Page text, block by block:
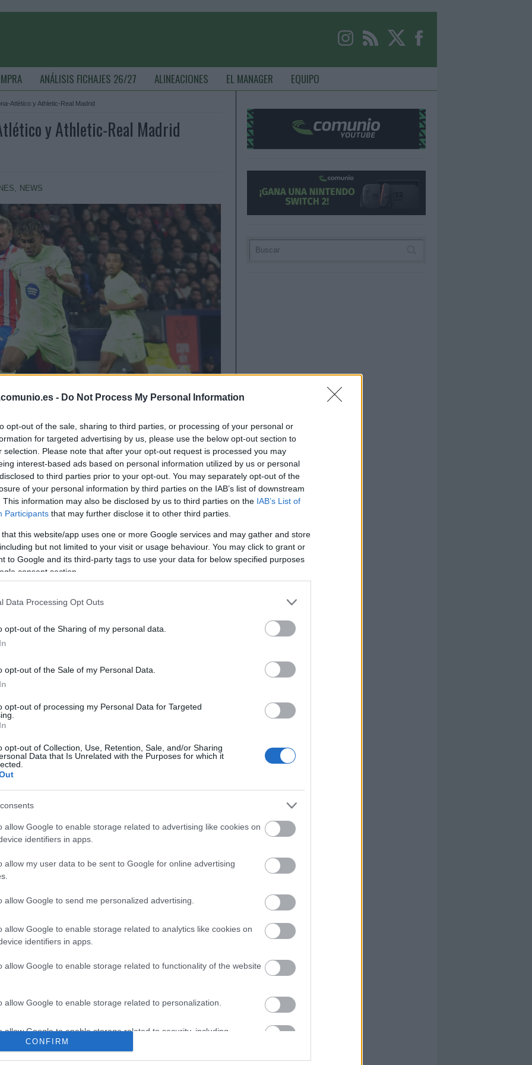
- Do Not Process My Personal Information
opt-out of the sale, sharing to third parties, or processing of your personal or
for targeted advertising by us, please use the below opt-out section to
selection. Please note that after your opt-out request is processed you may
interest-based ads based on personal information utilized by us or personal
to third parties prior to your opt-out. You may separately opt-out of the
of your personal information by third parties on the IAB’s list of downstream
This information may also be disclosed by us to third parties on the IAB’s List of
Participants that may further disclose it to other third parties.
that this website/app uses one or more Google services and may gather and store
but not limited to your visit or usage behaviour. You may click to grant or
to Google and its third-party tags to use your data for below specified purposes
consent section.
Data Processing Opt Outs
opt-out of the Sharing of my personal data.
opt-out of the Sale of my Personal Data.
opt-out of processing my Personal Data for Targeted
opt-out of Collection, Use, Retention, Sale, and/or Sharing
Data that Is Unrelated with the Purposes for which it
allow Google to enable storage related to advertising like cookies on
identifiers in apps.
allow my user data to be sent to Google for online advertising
allow Google to send me personalized advertising.
allow Google to enable storage related to analytics like cookies on
identifiers in apps.
allow Google to enable storage related to functionality of the website
allow Google to enable storage related to personalization.
allow Google to enable storage related to security, including
functionality and fraud prevention, and other user protection.
CONFIRM
ANÁLISIS FICHAJES 26/27 ALINEACIONES EL MANAGER EQUIPO
Atlético y Athletic-Real Madrid
y Athletic-Real Madrid
, NEWS
una jornada extra en Comunio compuesta por
19: Barcelona-Atlético y Athletic-Real
extra
habilitadas en el juego para partidos
son independientes de la jornada a la que
puntúan los jugadores de los equipos que los
los encuentros corresponden a la jornada 19
de enero de 2026. Athletic, Atlético, Barcelona y
la Supercopa de España en Arabia, de ahí
jornada extra, el Barcelona-Atlético, empieza el
Hasta antes de esa hora se pueden guardar
como saldar todas tus deudas pendientes para
de jugadores de los cuatro equipos que disputan
suficientes jugadores de Athletic, Atlético,
tu alineación con jugadores de otros
en la jornada adicional. ¡Recuerda que por cada
y perdedores de la semana (22-28
son los que más han subido y bajado su valor
Martín (Koundé), Balde; Eric García (Casadó),
Raphinha (Rashford).